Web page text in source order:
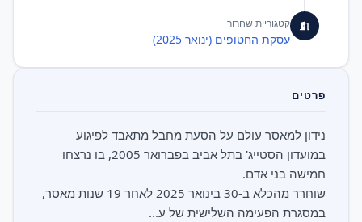
קטגוריית שחרור
עסקת החטופים (ינואר 2025)
פרטים
נידון למאסר עולם על הסעת מחבל מתאבד לפיגוע
במועדון הסטייג' בתל אביב בפברואר 2005, בו נרצחו
שוחרר מהכלא ב-30 בינואר 2025 לאחר 19 שנות מאסר,
במסגרת הפעימה השלישית של ע...